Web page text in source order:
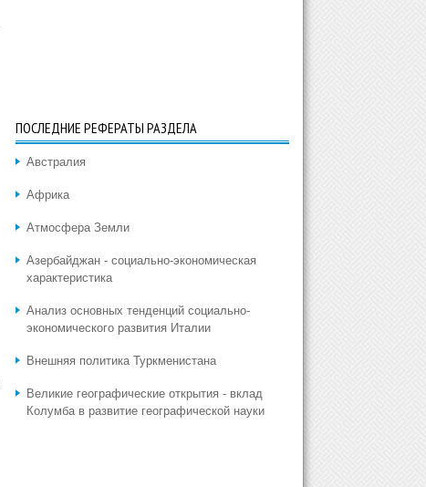
ПОСЛЕДНИЕ РЕФЕРАТЫ РАЗДЕЛА
Австралия
Африка
Атмосфера Земли
Азербайджан - социально-экономическая
характеристика
Анализ основных тенденций социально-
экономического развития Италии
Внешняя политика Туркменистана
Великие географические открытия - вклад
Колумба в развитие географической науки